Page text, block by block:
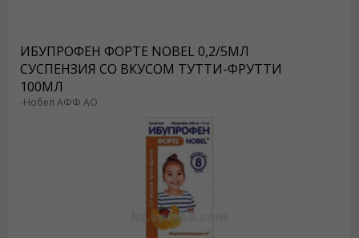
ИБУПРОФЕН ФОРТЕ NOBEL 0,2/5МЛ
СУСПЕНЗИЯ СО ВКУСОМ ТУТТИ-ФРУТТИ
100МЛ
-Нобел АФФ АО